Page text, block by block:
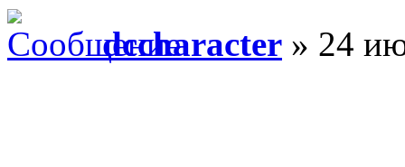
dccharacter » 24